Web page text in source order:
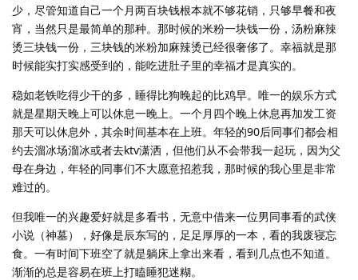
少，尽管知道自己一个月两百块钱根本就不够花销，只够早餐和夜
宵，当然只是最简单的那种。那时候的米粉一块钱一份，汤粉麻辣
烫三块钱一份，三块钱的米粉加麻辣烫已经很奢侈了。幸福就是那
时候能实打实感受到的，能吃进肚子里的幸福才是真实的。
稳如老铁吃得少干的多，睡得比狗晚起的比鸡早。唯一的娱乐方式
就是星期天晚上可以休息一晚上。一个月四个晚上休息再加发工资
那天可以休息外，其余时间基本在上班。年轻的90后同事们都会相
约去溜冰场溜冰或者去ktv潇洒，但他们从不会带我一起玩，因为父
母在身边，年轻的同事们不大愿意招惹我，那时候的我心里是非常
难过的。
但我唯一的兴趣爱好就是多看书，无意中借来一位男同事看的武侠
小说（神墓），好像是辰东写的，足足厚厚的一本，看的我废寝忘
食。一有时间下班空了就是躺床上拿出来看，看到几点也不知道。
渐渐的总是容易在班上打瞌睡犯迷糊。